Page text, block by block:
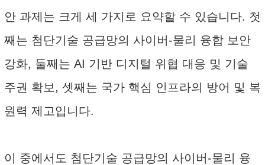
안 과제는 크게 세 가지로 요약할 수 있습니다. 첫
째는 첨단기술 공급망의 사이버-물리 융합 보안
강화, 둘째는 AI 기반 디지털 위협 대응 및 기술
주권 확보, 셋째는 국가 핵심 인프라의 방어 및 복
원력 제고입니다.
이 중에서도 첨단기술 공급망의 사이버-물리 융